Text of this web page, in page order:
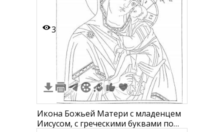
3
Икона Божьей Матери с младенцем
Иисусом, с греческими буквами по